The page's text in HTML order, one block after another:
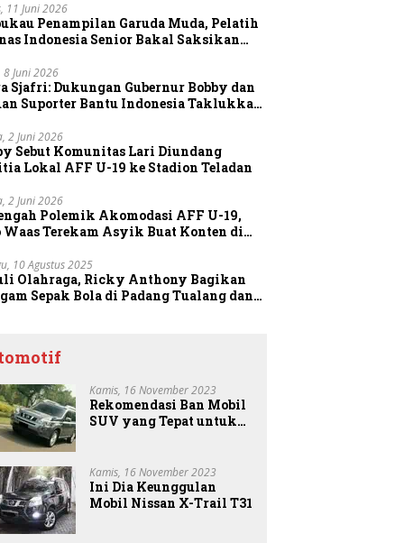
11 Juni 2026
Penampilan Garuda Muda, Pelatih
Indonesia Senior Bakal Saksikan
8 Juni 2026
Sjafri: Dukungan Gubernur Bobby dan
Suporter Bantu Indonesia Taklukkan
2 Juni 2026
Sebut Komunitas Lari Diundang
Lokal AFF U-19 ke Stadion Teladan
2 Juni 2026
Polemik Akomodasi AFF U-19,
Waas Terekam Asyik Buat Konten di
10 Agustus 2025
Olahraga, Ricky Anthony Bagikan
Sepak Bola di Padang Tualang dan
Kamis, 16 November 2023
Rekomendasi Ban Mobil
SUV yang Tepat untuk
Kamis, 16 November 2023
Ini Dia Keunggulan
Mobil Nissan X-Trail T31